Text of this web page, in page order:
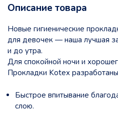
Описание товара
Новые гигиенические
для девочек — наша лучшая
и до утра.
Для спокойной ночи и
Прокладки Kotex
Быстрое впитывание
слою.